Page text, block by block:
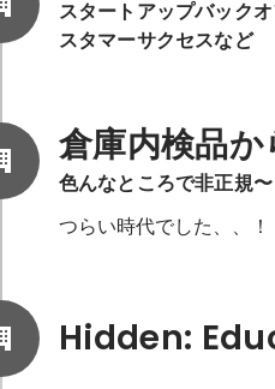
スタートアップバック
スタマーサクセスなど
倉庫内検品
色んなところで非正規
つらい時代でした、、！